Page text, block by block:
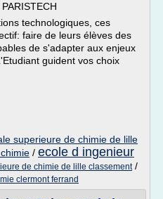
technologiques, ces
faire de leurs élèves des
de s'adapter aux enjeux
guident vos choix
superieure de chimie de lille
/ ecole d ingenieur
de chimie de lille classement/
clermont ferrand